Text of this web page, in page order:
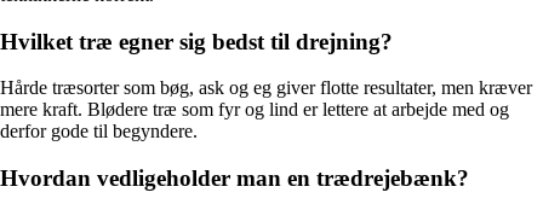
Hvilket træ egner sig bedst til drejning?
Hårde træsorter som bøg, ask og eg giver flotte resultater, men kræver
mere kraft. Blødere træ som fyr og lind er lettere at arbejde med og
derfor gode til begyndere.
Hvordan vedligeholder man en trædrejebænk?